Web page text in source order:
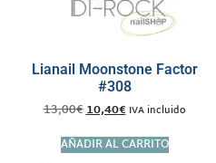
Lianail Moonstone Factor
#308
13,00€10,40€ IVA incluido
AÑADIR AL CARRITO